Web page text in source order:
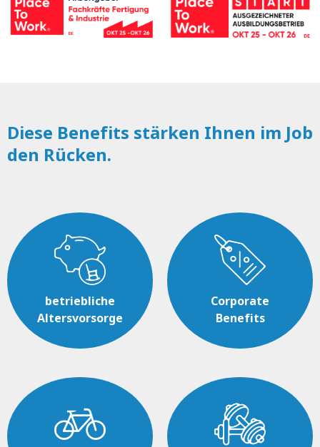
Diese Benefits stärken Ihnen im Job
den Rücken.
betriebliche
Altersvorsorge
Corporate
Benefits